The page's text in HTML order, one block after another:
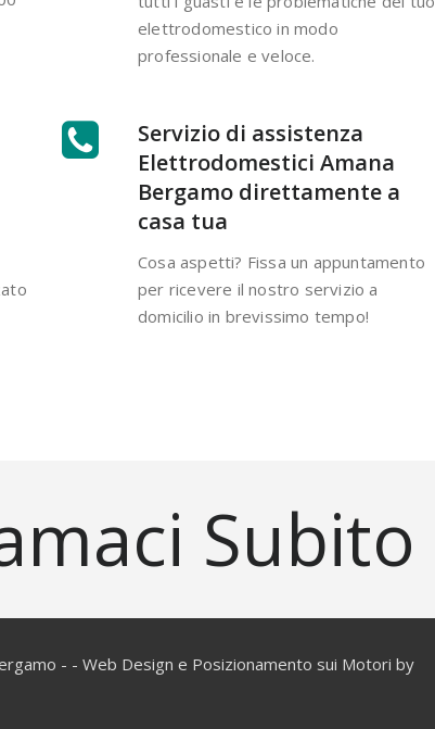
elettrodomestico in modo
professionale e veloce.
Servizio di assistenza
Elettrodomestici Amana
Bergamo direttamente a
casa tua
Cosa aspetti? Fissa un appuntamento
per ricevere il nostro servizio a
domicilio in brevissimo tempo!
Subito
- - Web Design e Posizionamento sui Motori by